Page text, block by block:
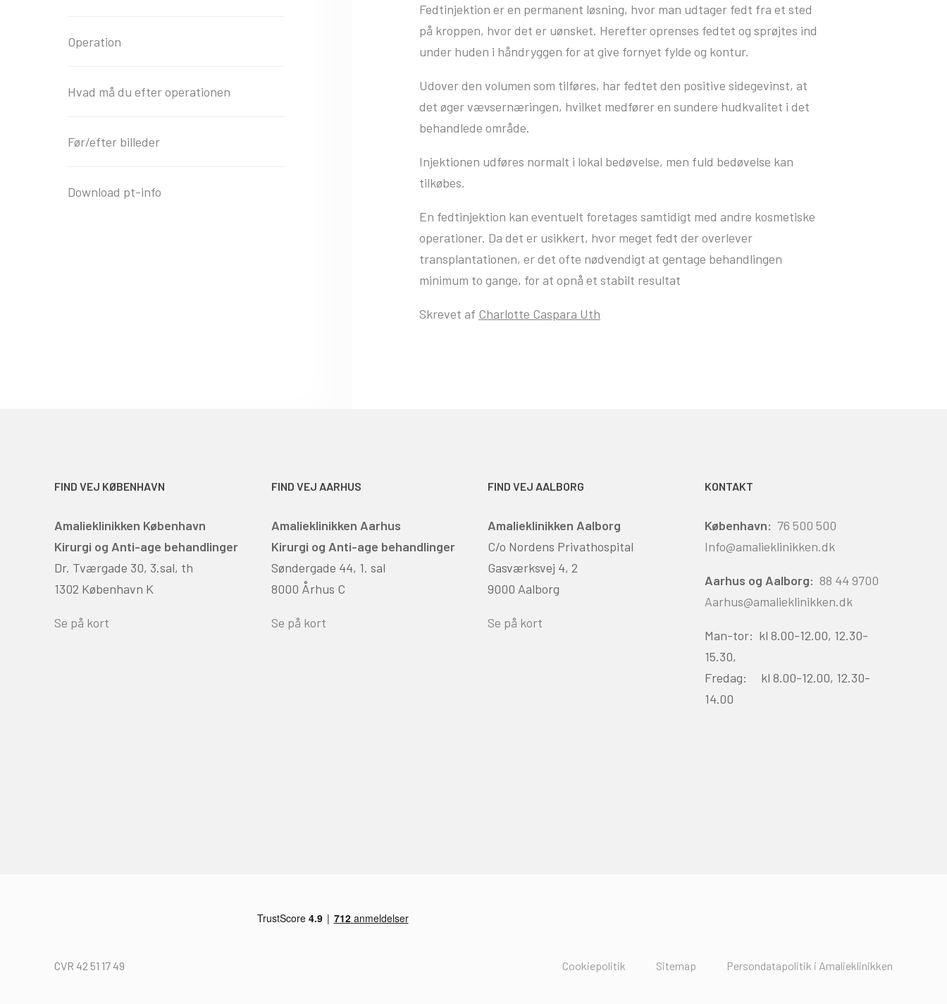
Fedtinjektion er en permanent løsning, hvor man udtager fedt fra et sted
på kroppen, hvor det er uønsket. Herefter oprenses fedtet og sprøjtes ind
under huden i håndryggen for at give fornyet fylde og kontur.
Udover den volumen som tilføres, har fedtet den positive sidegevinst, at
det øger vævsernæringen, hvilket medfører en sundere hudkvalitet i det
behandlede område.
Injektionen udføres normalt i lokal bedøvelse, men fuld bedøvelse kan
tilkøbes.
En fedtinjektion kan eventuelt foretages samtidigt med andre kosmetiske
operationer. Da det er usikkert, hvor meget fedt der overlever
transplantationen, er det ofte nødvendigt at gentage behandlingen
minimum to gange, for at opnå et stabilt resultat
Skrevet af Charlotte Caspara Uth
Operation
Hvad må du efter operationen
Før/efter billeder
Download pt-info
FIND VEJ KØBENHAVN
Amalieklinikken København
Kirurgi og Anti-age behandlinger
Dr. Tværgade 30, 3.sal, th
1302 København K
Se på kort
FIND VEJ AARHUS
Amalieklinikken Aarhus
Kirurgi og Anti-age behandlinger
Søndergade 44, 1. sal
8000 Århus C
Se på kort
FIND VEJ AALBORG
Amalieklinikken Aalborg
C/o Nordens Privathospital
Gasværksvej 4, 2
9000 Aalborg
Se på kort
KONTAKT
København: 76 500 500
Info@amalieklinikken.dk
Aarhus og Aalborg: 88 44 9700
Aarhus@amalieklinikken.dk
Man-tor: kl 8.00-12.00, 12.30-
15.30,
Fredag: kl 8.00-12.00, 12.30-
14.00
CVR 42 51 17 49 Cookiepolitik Sitemap Persondatapolitik i Amalieklinikken